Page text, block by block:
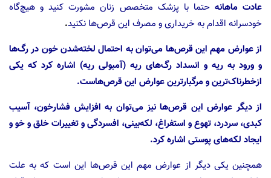
عادت ماهانه حتما با پزشک متخصص زنان مشورت کنید و هیچ‌گاه
خودسرانه اقدام به خریداری و مصرف این قرص‌ها نکنید.
از عوارض مهم این قرص‌ها می‌توان به احتمال لخته‌شدن خون در رگ‌ها
و ورود به ریه و انسداد رگ‌های ریه (آمبولی ریه) اشاره کرد که یکی
ازخطرناک‌ترین و مرگبارترین عوارض این قرص‌هاست.
از دیگر عوارض این قرص‌ها نیز می‌توان به افزایش فشارخون، آسیب
کبدی، سردرد، تهوع و استفراغ، لکه‌بینی، افسردگی و تغییرات خلق و خو و
ایجاد لکه‌های پوستی اشاره کرد.
همچنین یکی دیگر از عوارض مهم این قرص‌ها این است که به علت